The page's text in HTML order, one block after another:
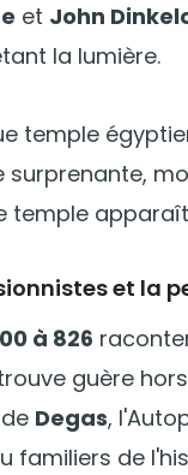
et John
la lumière.
temple
surprenante,
temple
et la
à 826
guère
Degas,
familiers de